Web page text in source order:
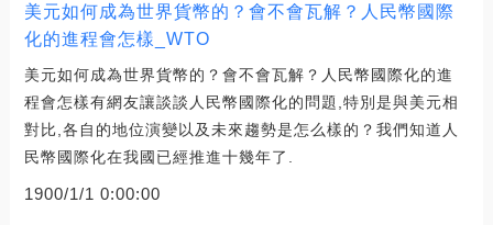
美元如何成為世界貨幣的？會不會瓦解？人民幣國際
化的進程會怎樣_WTO
美元如何成為世界貨幣的？會不會瓦解？人民幣國際化的進
程會怎樣有網友讓談談人民幣國際化的問題,特別是與美元相
對比,各自的地位演變以及未來趨勢是怎么樣的？我們知道人
民幣國際化在我國已經推進十幾年了.
1900/1/1 0:00:00